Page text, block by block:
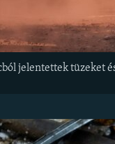
jelentettek tüzeket